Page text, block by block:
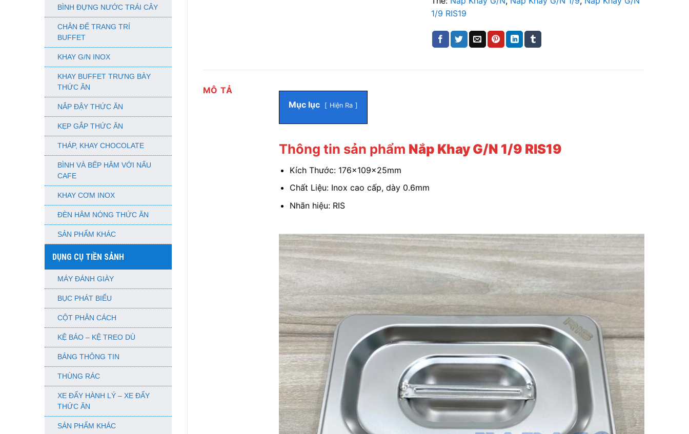
BÌNH ĐỰNG NƯỚC TRÁI CÂY
CHÂN ĐẾ TRANG TRÍ
BUFFET
KHAY G/N INOX
KHAY BUFFET TRƯNG BÀY
THỨC ĂN
NẮP ĐẬY THỨC ĂN
KẸP GẮP THỨC ĂN
THÁP, KHAY CHOCOLATE
BÌNH VÀ BẾP HÂM VỚI NẤU
CAFE
KHAY CƠM INOX
ĐÈN HÂM NÓNG THỨC ĂN
SẢN PHẨM KHÁC
DỤNG CỤ TIỀN SẢNH
MÁY ĐÁNH GIÀY
BỤC PHÁT BIỂU
CỘT PHÂN CÁCH
KỆ BÁO – KỆ TREO DÙ
BẢNG THÔNG TIN
THÙNG RÁC
XE ĐẨY HÀNH LÝ – XE ĐẨY
THỨC ĂN
SẢN PHẨM KHÁC
1/9 RIS19
MÔ TẢ
Mục lục
Hiện Ra
Thông tin sản phẩm Nắp Khay G/N 1/9 RIS19
Kích Thước: 176x109x25mm
Chất Liệu: Inox cao cấp, dày 0.6mm
Nhãn hiệu: RIS